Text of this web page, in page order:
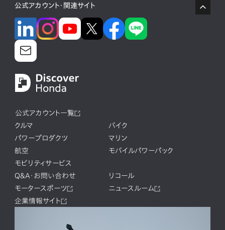
公式アカウント・関連サイト
公式アカウント一覧
クルマ
バイク
パワープロダクツ
マリン
航空
モバイルパワーパック
モビリティサービス
Q&A・お問い合わせ
リコール
モータースポーツ
ニュースルーム
企業情報サイト